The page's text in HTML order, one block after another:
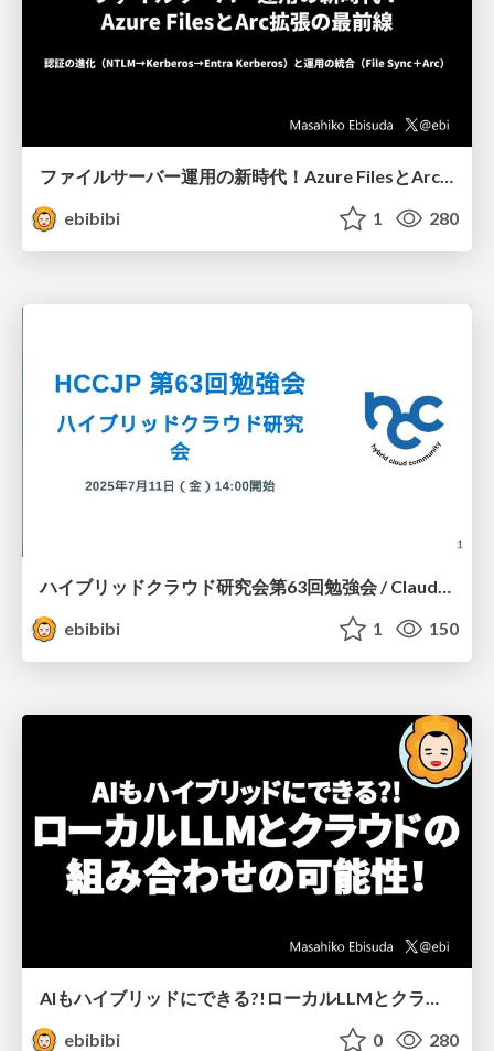
ファイルサーバー運用の新時代！Azure FilesとArc拡張の最前線
ebibibi
1 280
ハイブリッドクラウド研究会第63回勉強会 / ClaudeCode×Azure, GeminiCLI×Azure
ebibibi
1 150
ebibibi
0 280